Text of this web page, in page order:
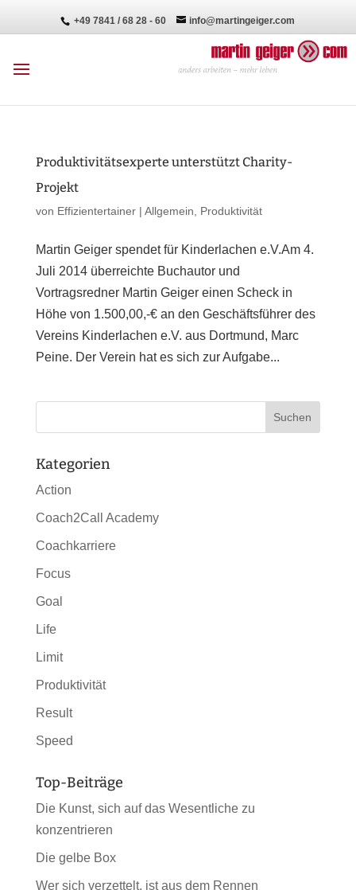
+49 7841 / 68 28 - 60 info@martingeiger.com
Produktivitätsexperte unterstützt Charity-
Projekt
von Effizientertainer| Allgemein Produktivität
Martin Geiger spendet für Kinderlachen e.V.Am 4.
Juli 2014 überreichte Buchautor und
Vortragsredner Martin Geiger einen Scheck in
Höhe von 1.500,00,-€ an den Geschäftsführer des
Vereins Kinderlachen e.V. aus Dortmund, Marc
Peine. Der Verein hat es sich zur Aufgabe...
Kategorien
Action
Coach2Call Academy
Coachkarriere
Focus
Goal
Life
Limit
Produktivität
Result
Speed
Top-Beiträge
Die Kunst, sich auf das Wesentliche zu
konzentrieren
Die gelbe Box
Wer sich verzettelt, ist aus dem Rennen